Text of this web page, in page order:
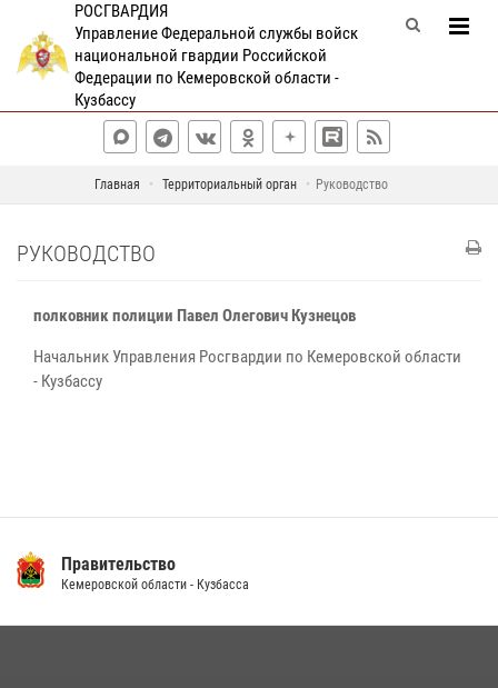
РОСГВАРДИЯ
Управление Федеральной службы войск
национальной гвардии Российской
Федерации по Кемеровской области -
Кузбассу
Главная Территориальный орган Руководство
РУКОВОДСТВО
полковник полиции Павел Олегович Кузнецов
Начальник Управления Росгвардии по Кемеровской области
- Кузбассу
Правительство
Кемеровской области - Кузбасса